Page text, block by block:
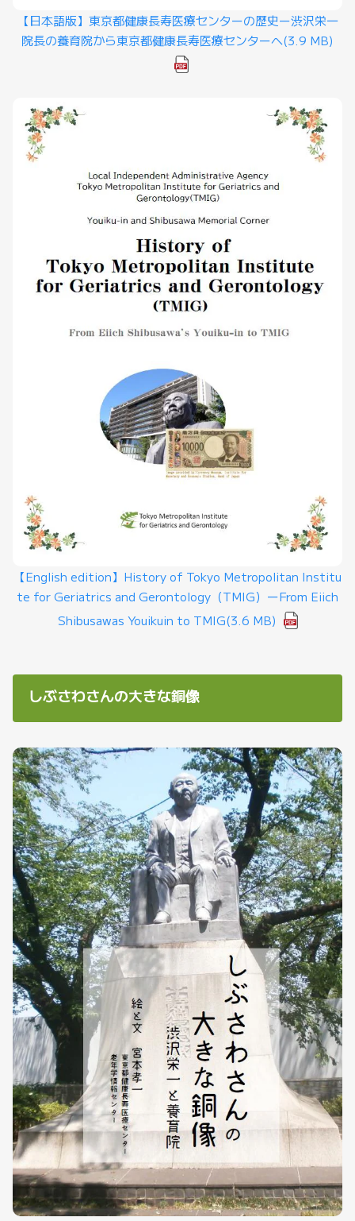
【日本語版】東京都健康長寿医療センターの歴史ー渋沢栄一
院長の養育院から東京都健康長寿医療センターへ(3.9 MB)
【English edition】History of Tokyo Metropolitan Institu
te for Geriatrics and Gerontology（TMIG）ーFrom Eiich
Shibusawas Youikuin to TMIG(3.6 MB)
しぶさわさんの大きな銅像